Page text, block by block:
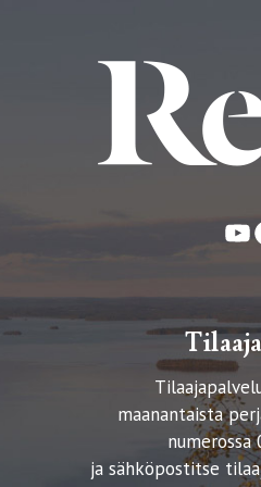
maanantaista
numerossa
ja sähköpostitse